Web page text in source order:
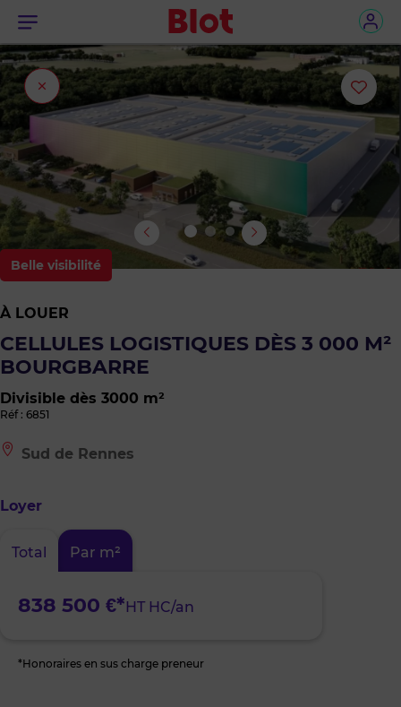
Menu
Fermer
l'onglet
ou
le
bien
Belle visibilité
À LOUER
CELLULES LOGISTIQUES DÈS 3 000 M²
BOURGBARRE
Divisible dès 3000 m²
Réf : 6851
Le
bien
à
de
Rennes
Sud de Rennes
Loyer
Total Par m²
838 500 €*HT HC/an
*Honoraires en sus charge preneur